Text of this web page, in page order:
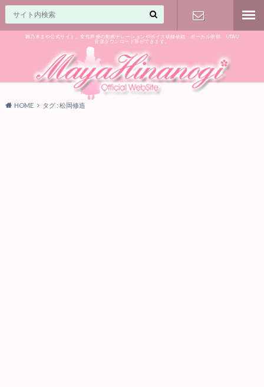
雛乃木まや公式サイト。女性声優の動画ナレーションやボイス収録依頼・ボーカル依頼、UTAU
音源ダウンロード等ができます。
気軽に♪
HOME タグ : 松岡修造